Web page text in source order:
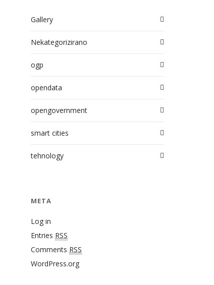
Gallery
Nekategorizirano
ogp
opendata
opengovernment
smart cities
tehnology
META
Log in
Entries RSS
Comments RSS
WordPress.org